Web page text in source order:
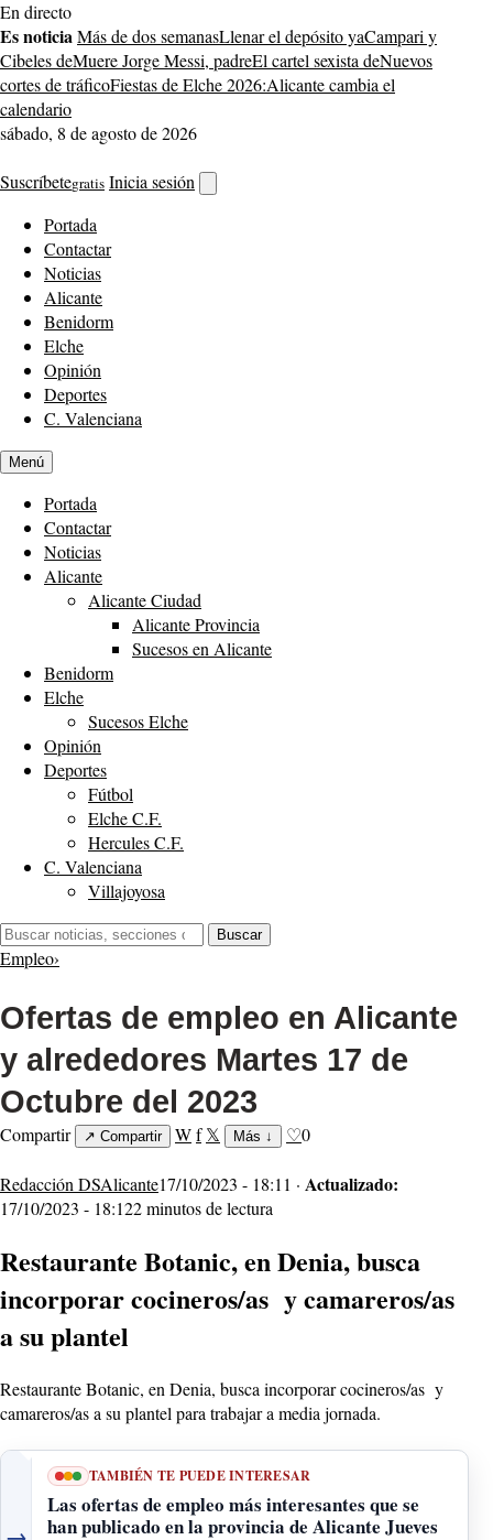
Saltar
al
contenido
En directo
Es noticiaMás de dos semanasLlenar el depósito yaCampari y
Cibeles deMuere Jorge Messi, padreEl cartel sexista deNuevos
cortes de tráficoFiestas de Elche 2026:Alicante cambia el
calendario
sábado, 8 de agosto de 2026
Suscríbetegratis Inicia sesión
buscador
Portada
Contactar
Noticias
Alicante
Benidorm
Elche
Opinión
Deportes
C. Valenciana
Menú
Portada
Contactar
Noticias
Alicante
Alicante Ciudad
Alicante Provincia
Sucesos en Alicante
Benidorm
Elche
Sucesos Elche
Opinión
Deportes
Fútbol
Elche C.F.
Hercules C.F.
C. Valenciana
Villajoyosa
Buscar:
Buscar
Empleo›
Ofertas de empleo en Alicante
y alrededores Martes 17 de
Octubre del 2023
Compartir ↗ Compartir Wf 𝕏 Más ↓ ♡0
Redacción DSAlicante17/10/2023 - 18:11 · Actualizado:
17/10/2023 - 18:122 minutos de lectura
Restaurante Botanic, en Denia, busca
incorporar cocineros/as y camareros/as
a su plantel
Restaurante Botanic, en Denia, busca incorporar cocineros/as y
camareros/as a su plantel para trabajar a media jornada.
TAMBIÉN TE PUEDE INTERESAR
Las ofertas de empleo más interesantes que se
han publicado en la provincia de Alicante Jueves